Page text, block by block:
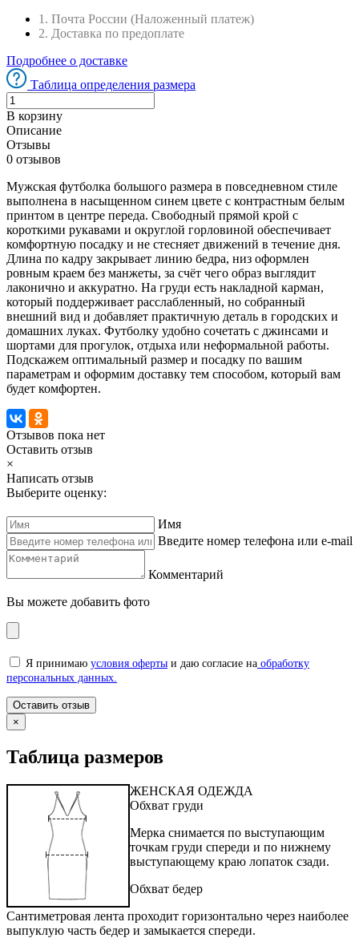
1. Почта России (Наложенный платеж)
2. Доставка по предоплате
Подробнее о доставке
Таблица определения размера
В корзину
Описание
Отзывы
0 отзывов
Мужская футболка большого размера в повседневном стиле
выполнена в насыщенном синем цвете с контрастным белым
принтом в центре переда. Свободный прямой крой с
короткими рукавами и округлой горловиной обеспечивает
комфортную посадку и не стесняет движений в течение дня.
Длина по кадру закрывает линию бедра, низ оформлен
ровным краем без манжеты, за счёт чего образ выглядит
лаконично и аккуратно. На груди есть накладной карман,
который поддерживает расслабленный, но собранный
внешний вид и добавляет практичную деталь в городских и
домашних луках. Футболку удобно сочетать с джинсами и
шортами для прогулок, отдыха или неформальной работы.
Подскажем оптимальный размер и посадку по вашим
параметрам и оформим доставку тем способом, который вам
будет комфортен.
Отзывов пока нет
Оставить отзыв
×
Написать отзыв
Выберите оценку:
Имя
Введите номер телефона или e-mail
Комментарий
Вы можете добавить фото
Я принимаю условия оферты и даю согласие на обработку
персональных данных.
×
Таблица размеров
ЖЕНСКАЯ ОДЕЖДА
Обхват груди
Мерка снимается по выступающим
точкам груди спереди и по нижнему
выступающему краю лопаток сзади.
Обхват бедер
Сантиметровая лента проходит горизонтально через наиболее
выпуклую часть бедер и замыкается спереди.